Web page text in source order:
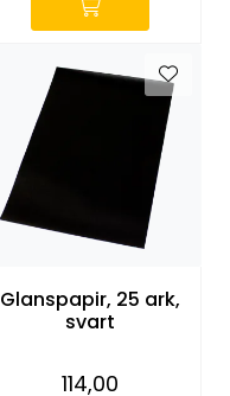
Glanspapir, 25 ark,
svart
114,00